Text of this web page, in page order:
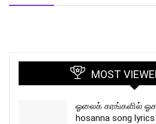
MOST
ஓலைக் கரங்களில்
hosanna song lyrics